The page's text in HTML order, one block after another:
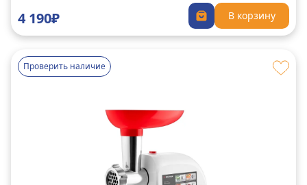
4 190₽ В корзину
Проверить наличие